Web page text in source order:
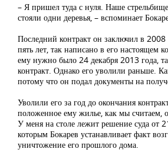
– Я пришел туда с нуля. Наше
стояли одни деревья, – вспоминает
Последний контракт он заключил в 2008
пять лет, так написано в его настоящем
ему нужно было 24 декабря 2013 года,
контракт. Однако его уволили раньше.
потому что он подал документы на
Уволили его за год до окончания
положенное ему жилье, как мы считаем,
У меня на столе лежит решение суда от
которым Бокарев устанавливает факт
уничтожение его прошлого дома.